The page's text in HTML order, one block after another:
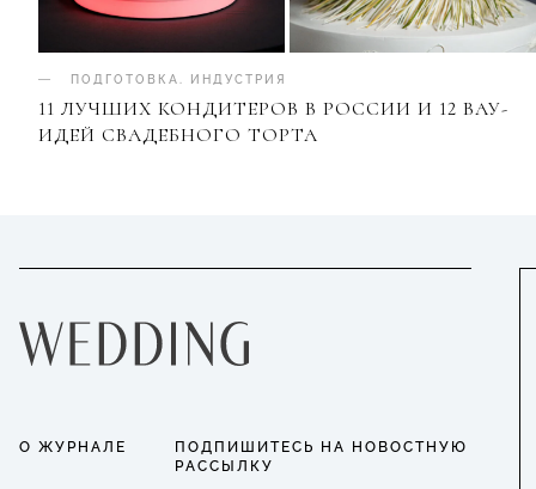
ПОДГОТОВКА ИНДУСТРИЯ
11 ЛУЧШИХ КОНДИТЕРОВ В РОССИИ И 12 ВАУ-
ИДЕЙ СВАДЕБНОГО ТОРТА
О ЖУРНАЛЕ
ПОДПИШИТЕСЬ НА НОВОСТНУЮ
РАССЫЛКУ